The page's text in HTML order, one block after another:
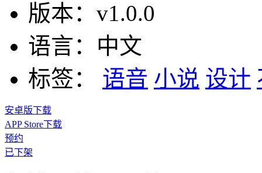
版本： v1.0.0
语言： 中文
标签：
语音 小说 设计
安卓版下载
APP Store下载
预约
已下架